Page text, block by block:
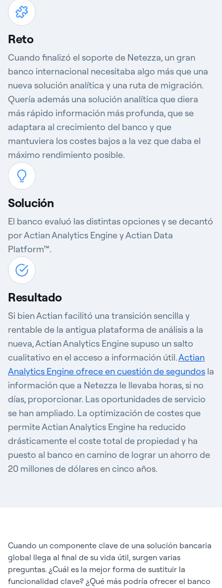
Reto
Cuando finalizó el soporte de Netezza, un gran
banco internacional necesitaba algo más que una
nueva solución analítica y una ruta de migración.
Quería además una solución analítica que diera
más rápido información más profunda, que se
adaptara al crecimiento del banco y que
mantuviera los costes bajos a la vez que daba el
máximo rendimiento posible.
Solución
El banco evaluó las distintas opciones y se decantó
por Actian Analytics Engine y Actian Data
Platform™.
Resultado
Si bien Actian facilitó una transición sencilla y
rentable de la antigua plataforma de análisis a la
nueva, Actian Analytics Engine supuso un salto
cualitativo en el acceso a información útil.Actian
Analytics Engine ofrece en cuestión de segundos la
información que a Netezza le llevaba horas, si no
días, proporcionar. Las oportunidades de servicio
se han ampliado. La optimización de costes que
permite Actian Analytics Engine ha reducido
drásticamente el coste total de propiedad y ha
puesto al banco en camino de lograr un ahorro de
20 millones de dólares en cinco años.
Cuando un componente clave de una solución bancaria
global llega al final de su vida útil, surgen varias
preguntas. ¿Cuál es la mejor forma de sustituir la
funcionalidad clave? ¿Qué más podría ofrecer el banco